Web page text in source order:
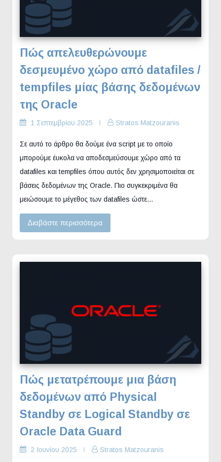
Πώς απελευθερώνουμε
δεσμευμένο χώρο από datafiles /
tempfiles μίας βάσης δεδομένων
της Oracle
1 Σεπτεμβρίου 2025 Stratos Matzouranis
Σε αυτό το άρθρο θα δούμε ένα script με το οποίο
μπορούμε έυκολα να αποδεσμεύσουμε χώρο από τα
datafiles και tempfiles όπου αυτός δεν χρησιμοποιείται σε
βάσεις δεδομένων της Oracle. Πιο συγκεκριμένα θα
μειώσουμε το μέγεθος των datafiles ώστε…
Διαβάστε περισσότερα
Πώς μετατρέπουμε μια βάση
δεδομένων από Physical
Standby σε Logical Standby σε
Oracle Data Guard
2 Ιουνίου 2025 Stratos Matzouranis